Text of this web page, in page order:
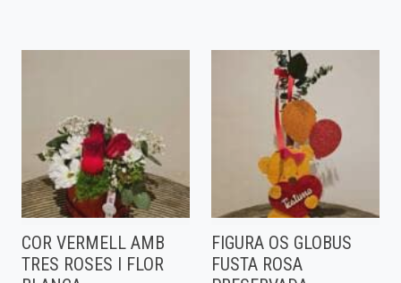
COR VERMELL AMB
TRES ROSES I FLOR
FIGURA OS GLOBUS
FUSTA ROSA